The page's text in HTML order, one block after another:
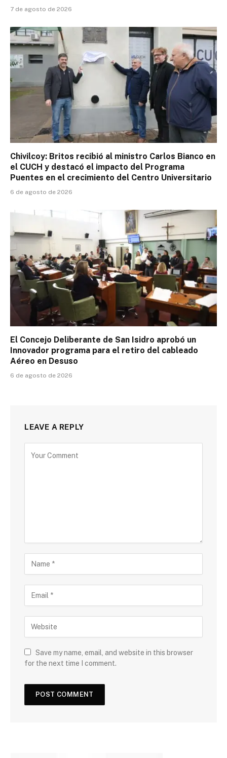
7 de agosto de 2026
Chivilcoy: Britos recibió al ministro Carlos Bianco en
el CUCH y destacó el impacto del Programa
Puentes en el crecimiento del Centro Universitario
6 de agosto de 2026
El Concejo Deliberante de San Isidro aprobó un
Innovador programa para el retiro del cableado
Aéreo en Desuso
6 de agosto de 2026
LEAVE A REPLY
Save my name, email, and website in this browser
for the next time I comment.